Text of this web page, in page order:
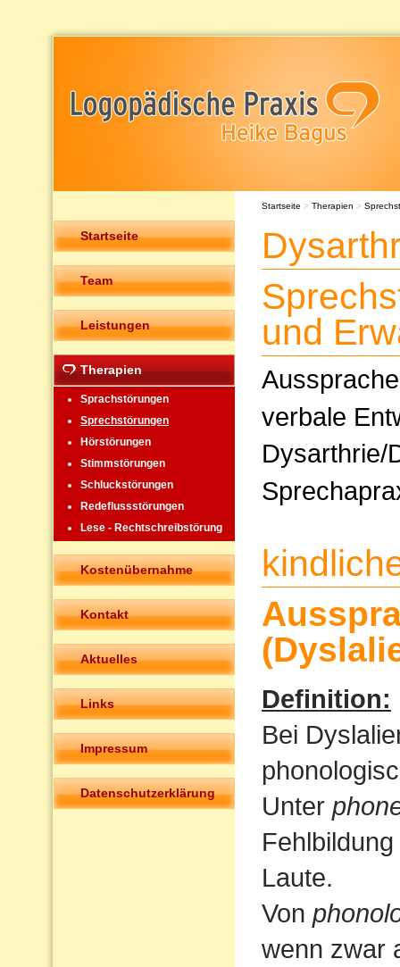
Startseite
Team
Leistungen
Therapien
Sprachstörungen
Sprechstörungen
Hörstörungen
Stimmstörungen
Schluckstörungen
Redeflussstörungen
Lese - Rechtschreibstörung
Kostenübernahme
Kontakt
Aktuelles
Links
Impressum
Datenschutzerklärung
Startseite > Therapien >
und
verbale
Dysarthrie/
Definition:
Bei
Unter
Laute.
Von
wenn zwar